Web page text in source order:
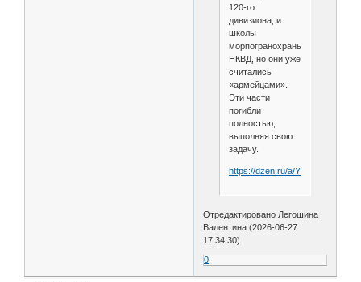
120-го
дивизиона, и
школы
морпогранохраны
НКВД, но они уже
считались
«армейцами».
Эти части
погибли
полностью,
выполняя свою
задачу.
https://dzen.ru/a/
Отредактировано Легошина
Валентина (2026-06-27
17:34:30)
0